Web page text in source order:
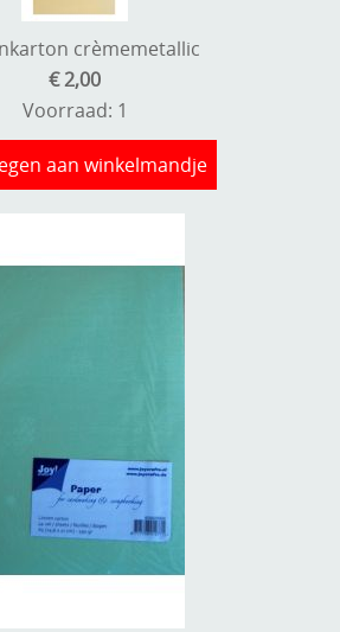
embossing machines
grids
crèmemetallic
€ 2,00
Voorraad: 1
aan winkelmandje